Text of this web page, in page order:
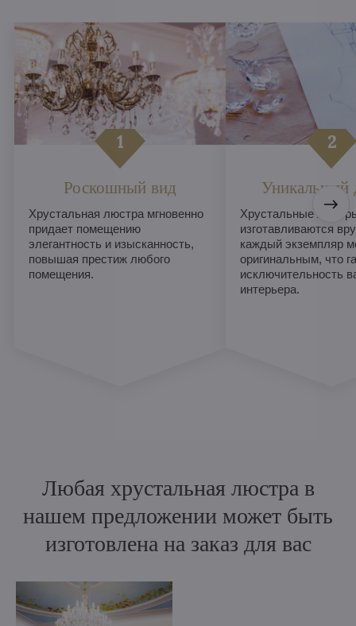
Роскошный вид
Хрустальная люстра мгновенно
придает помещению
элегантность и изысканность,
повышая престиж любого
помещения.
Уникальный
Хрустальные
изготавливаются
каждый экземпляр
оригинальным, что
исключительность
интерьера.
Любая хрустальная люстра в
нашем предложении может быть
изготовлена на заказ для вас